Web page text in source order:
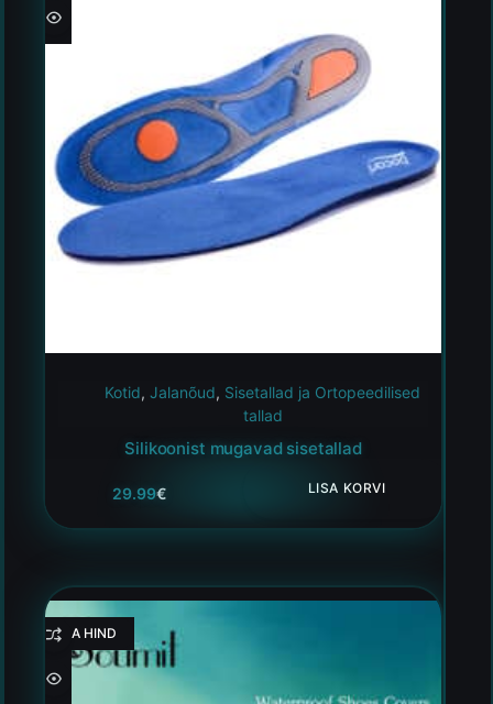
Kotid,Jalanõud, Sisetallad ja Ortopeedilised
tallad
Silikoonist mugavad sisetallad
29.99€ LISA KORVI
HEA HIND